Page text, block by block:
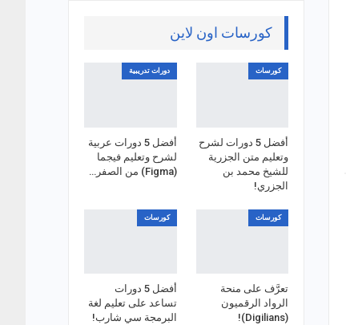
كورسات اون لاين
كورسات
أفضل 5 دورات لشرح
وتعليم متن الجزرية
للشيخ محمد بن
الجزري!
دورات تدريبية
أفضل 5 دورات عربية
لشرح وتعليم فيجما
(Figma) من الصفر…
كورسات
تعرَّف على منحة
الرواد الرقميون
(Digilians)!
كورسات
أفضل 5 دورات
تساعد على تعليم لغة
البرمجة سي شارب!